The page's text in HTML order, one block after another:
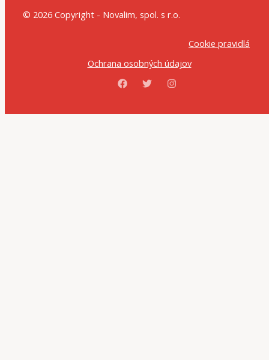
© 2026 Copyright - Novalim, spol. s r.o.
Cookie pravidlá
Ochrana osobných údajov